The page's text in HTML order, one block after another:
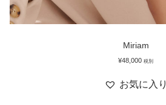
Miriam
¥48,000 税別
お気に入り